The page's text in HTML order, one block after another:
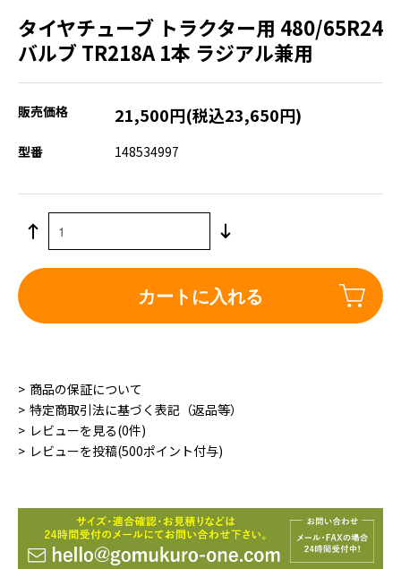
タイヤチューブ トラクター用 480/65R24
バルブ TR218A 1本 ラジアル兼用
販売価格 21,500円(税込23,650円)
型番 148534997
カートに入れる
商品の保証について
特定商取引法に基づく表記（返品等）
レビューを見る(0件)
レビューを投稿(500ポイント付与)